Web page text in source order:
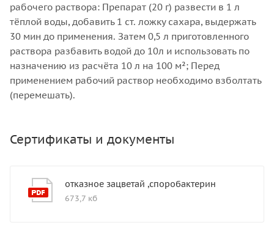
рабочего раствора: Препарат (20 г) развести в 1 л
тёплой воды, добавить 1 ст. ложку сахара, выдержать
30 мин до применения. Затем 0,5 л приготовленного
раствора разбавить водой до 10л и использовать по
назначению из расчёта 10 л на 100 м²; Перед
применением рабочий раствор необходимо взболтать
(перемешать).
Сертификаты и документы
отказное зацветай ,споробактерин
673,7 кб